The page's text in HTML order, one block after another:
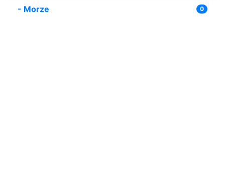
- Morze 0